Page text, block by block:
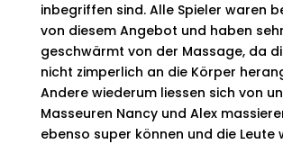
inbegriffen sind. Alle Spieler waren
von diesem Angebot und haben sehr
geschwärmt von der Massage, da
nicht zimperlich an die Körper
Andere wiederum liessen sich von
Masseuren Nancy und Alex
ebenso super können und die Leute